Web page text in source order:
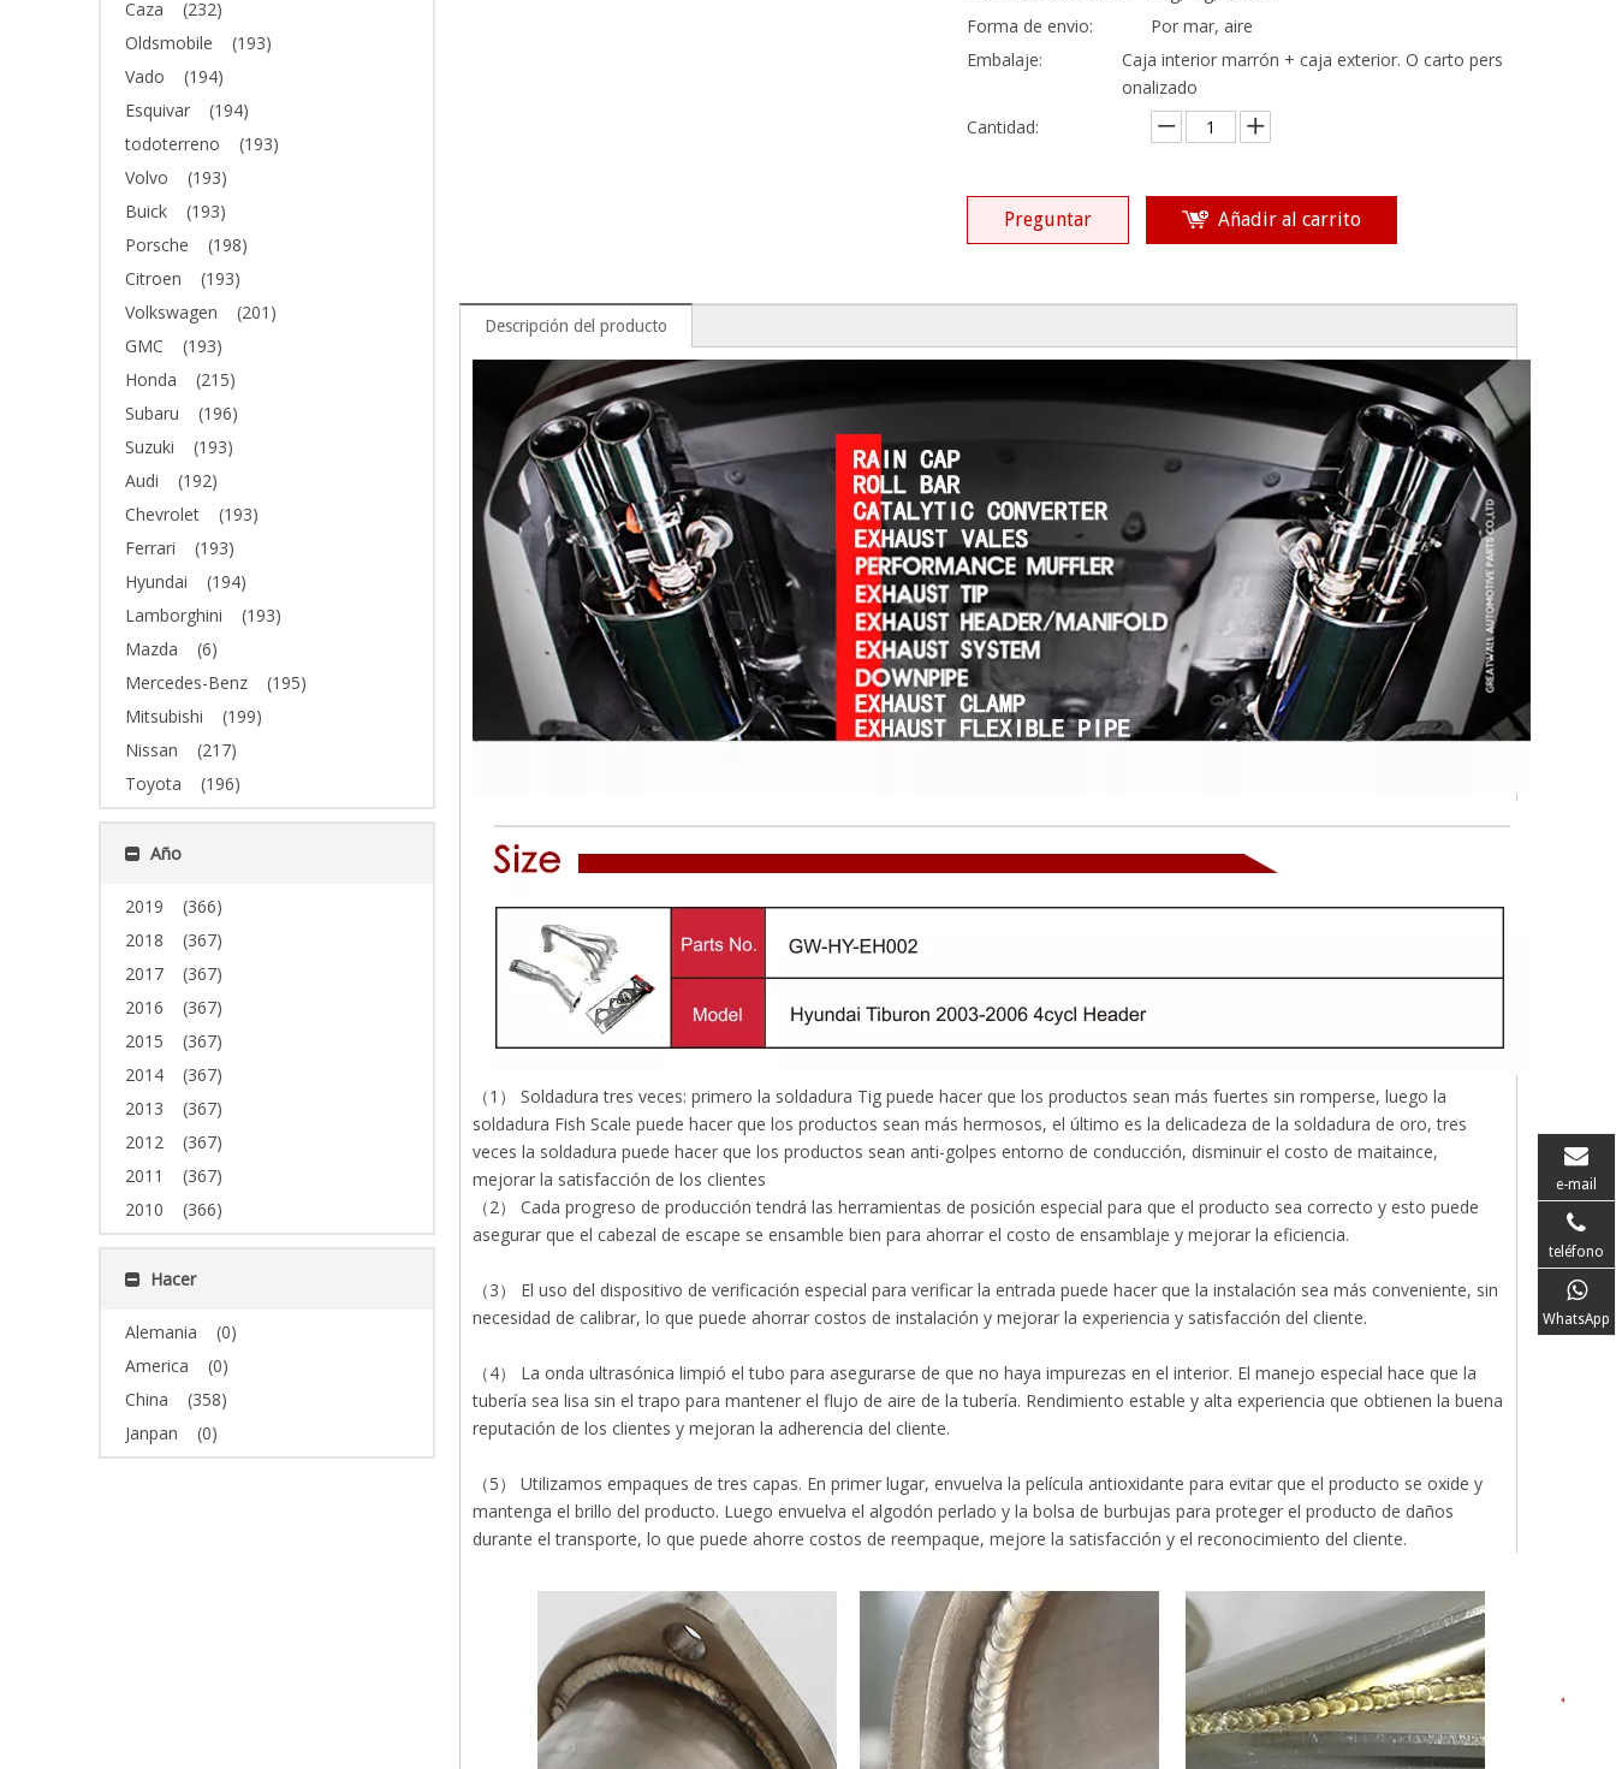
Caza
(232)
Oldsmobile
(193)
Vado
(194)
Esquivar
(194)
todoterreno
(193)
Volvo
(193)
Buick
(193)
Porsche
(198)
Citroen
(193)
Volkswagen
(201)
GMC
(193)
Honda
(215)
Subaru
(196)
Suzuki
(193)
Audi
(192)
Chevrolet
(193)
Ferrari
(193)
Hyundai
(194)
Lamborghini
(193)
Mazda
(6)
Mercedes-Benz
(195)
Mitsubishi
(199)
Nissan
(217)
Toyota
(196)
Año
2019
(366)
2018
(367)
2017
(367)
2016
(367)
2015
(367)
2014
(367)
2013
(367)
2012
(367)
2011
(367)
2010
(366)
Hacer
Alemania
(0)
America
(0)
China
(358)
Janpan
(0)
Forma de envio:
Por mar, aire
Embalaje:
Caja interior marrón + caja exterior. O carto pers
onalizado
Cantidad:
Preguntar Añadir al carrito
Descripción del producto
（1） Soldadura tres veces: primero la soldadura Tig puede hacer que los productos sean más fuertes sin romperse, luego la
soldadura Fish Scale puede hacer que los productos sean más hermosos, el último es la delicadeza de la soldadura de oro, tres
veces la soldadura puede hacer que los productos sean anti-golpes entorno de conducción, disminuir el costo de maitaince,
mejorar la satisfacción de los clientes
（2） Cada progreso de producción tendrá las herramientas de posición especial para que el producto sea correcto y esto puede
asegurar que el cabezal de escape se ensamble bien para ahorrar el costo de ensamblaje y mejorar la eficiencia.
（3） El uso del dispositivo de verificación especial para verificar la entrada puede hacer que la instalación sea más conveniente, sin
necesidad de calibrar, lo que puede ahorrar costos de instalación y mejorar la experiencia y satisfacción del cliente.
（4） La onda ultrasónica limpió el tubo para asegurarse de que no haya impurezas en el interior. El manejo especial hace que la
tubería sea lisa sin el trapo para mantener el flujo de aire de la tubería. Rendimiento estable y alta experiencia que obtienen la buena
reputación de los clientes y mejoran la adherencia del cliente.
（5） Utilizamos empaques de tres capas. En primer lugar, envuelva la película antioxidante para evitar que el producto se oxide y
mantenga el brillo del producto. Luego envuelva el algodón perlado y la bolsa de burbujas para proteger el producto de daños
durante el transporte, lo que puede ahorre costos de reempaque, mejore la satisfacción y el reconocimiento del cliente.
e-mail
teléfono
WhatsApp